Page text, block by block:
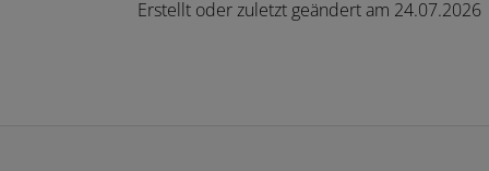
Erstellt oder zuletzt geändert am 24.07.2026